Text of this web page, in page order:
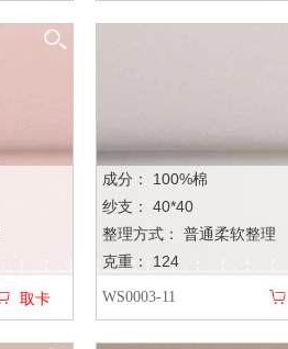
取卡
成分： 100%棉
纱支： 40*40
整理方式： 普通柔软整理
克重： 124
WS0003-11